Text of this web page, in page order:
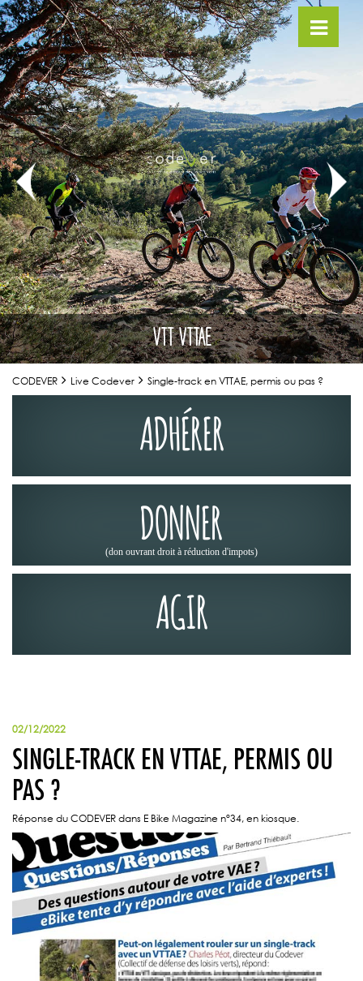
VTT VTTAE
CODEVER Live Codever Single-track en VTTAE, permis ou pas ?
ADHÉRER
DONNER
(don ouvrant droit à réduction d'impots)
AGIR
02/12/2022
SINGLE-TRACK EN VTTAE, PERMIS OU
PAS ?
Réponse du CODEVER dans E Bike Magazine n°34, en kiosque.